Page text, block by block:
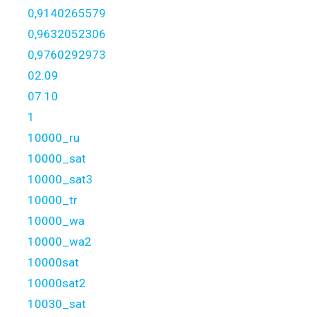
0,9140265579
0,9632052306
0,9760292973
02.09
07.10
1
10000_ru
10000_sat
10000_sat3
10000_tr
10000_wa
10000_wa2
10000sat
10000sat2
10030_sat